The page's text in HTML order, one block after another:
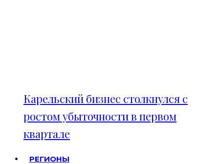
Карельский бизнес столкнулся с
ростом убыточности в первом
квартале
РЕГИОНЫ